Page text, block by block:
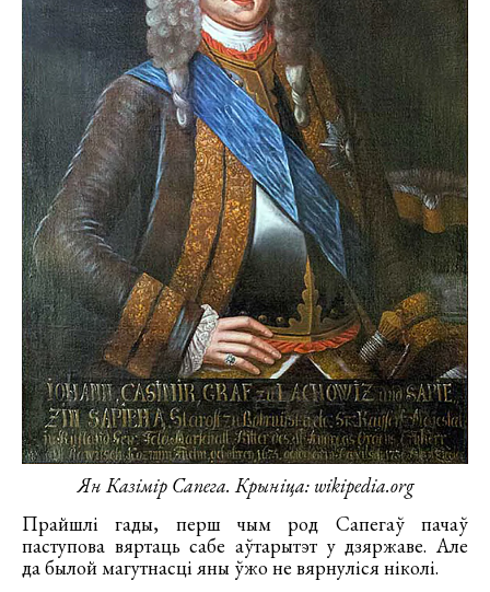
Ян Казімір Сапега. Крыніца: wikipedia.org
Прайшлі гады, перш чым род Сапегаў пачаў
паступова вяртаць сабе аўтарытэт у дзяржаве. Але
да былой магутнасці яны ўжо не вярнуліся ніколі.